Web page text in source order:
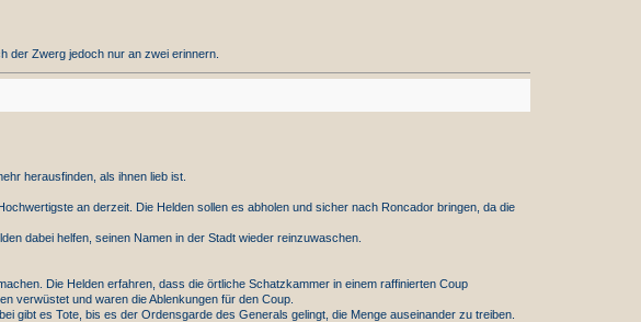
der Zwerg jedoch nur an zwei erinnern.
herausfinden, als ihnen lieb ist.
an derzeit. Die Helden sollen es abholen und sicher nach Roncador bringen, da die
dabei helfen, seinen Namen in der Stadt wieder reinzuwaschen.
Die Helden erfahren, dass die örtliche Schatzkammer in einem raffinierten Coup
verwüstet und waren die Ablenkungen für den Coup.
gibt es Tote, bis es der Ordensgarde des Generals gelingt, die Menge auseinander zu treiben.